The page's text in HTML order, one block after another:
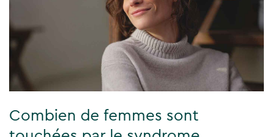
Combien de femmes sont